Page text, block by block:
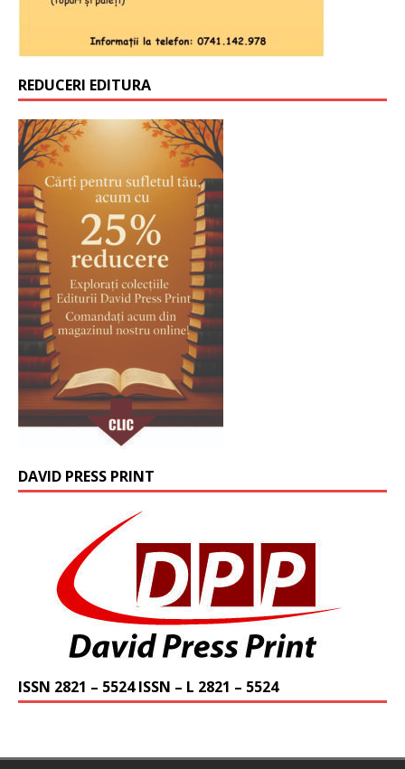
REDUCERI EDITURA
DAVID PRESS PRINT
ISSN 2821 – 5524 ISSN – L 2821 – 5524